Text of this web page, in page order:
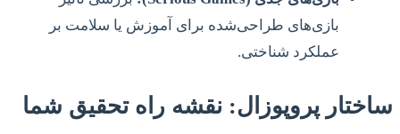
بازی‌های طراحی‌شده برای آموزش یا سلامت بر
عملکرد شناختی.
ساختار پروپوزال: نقشه راه تحقیق شما